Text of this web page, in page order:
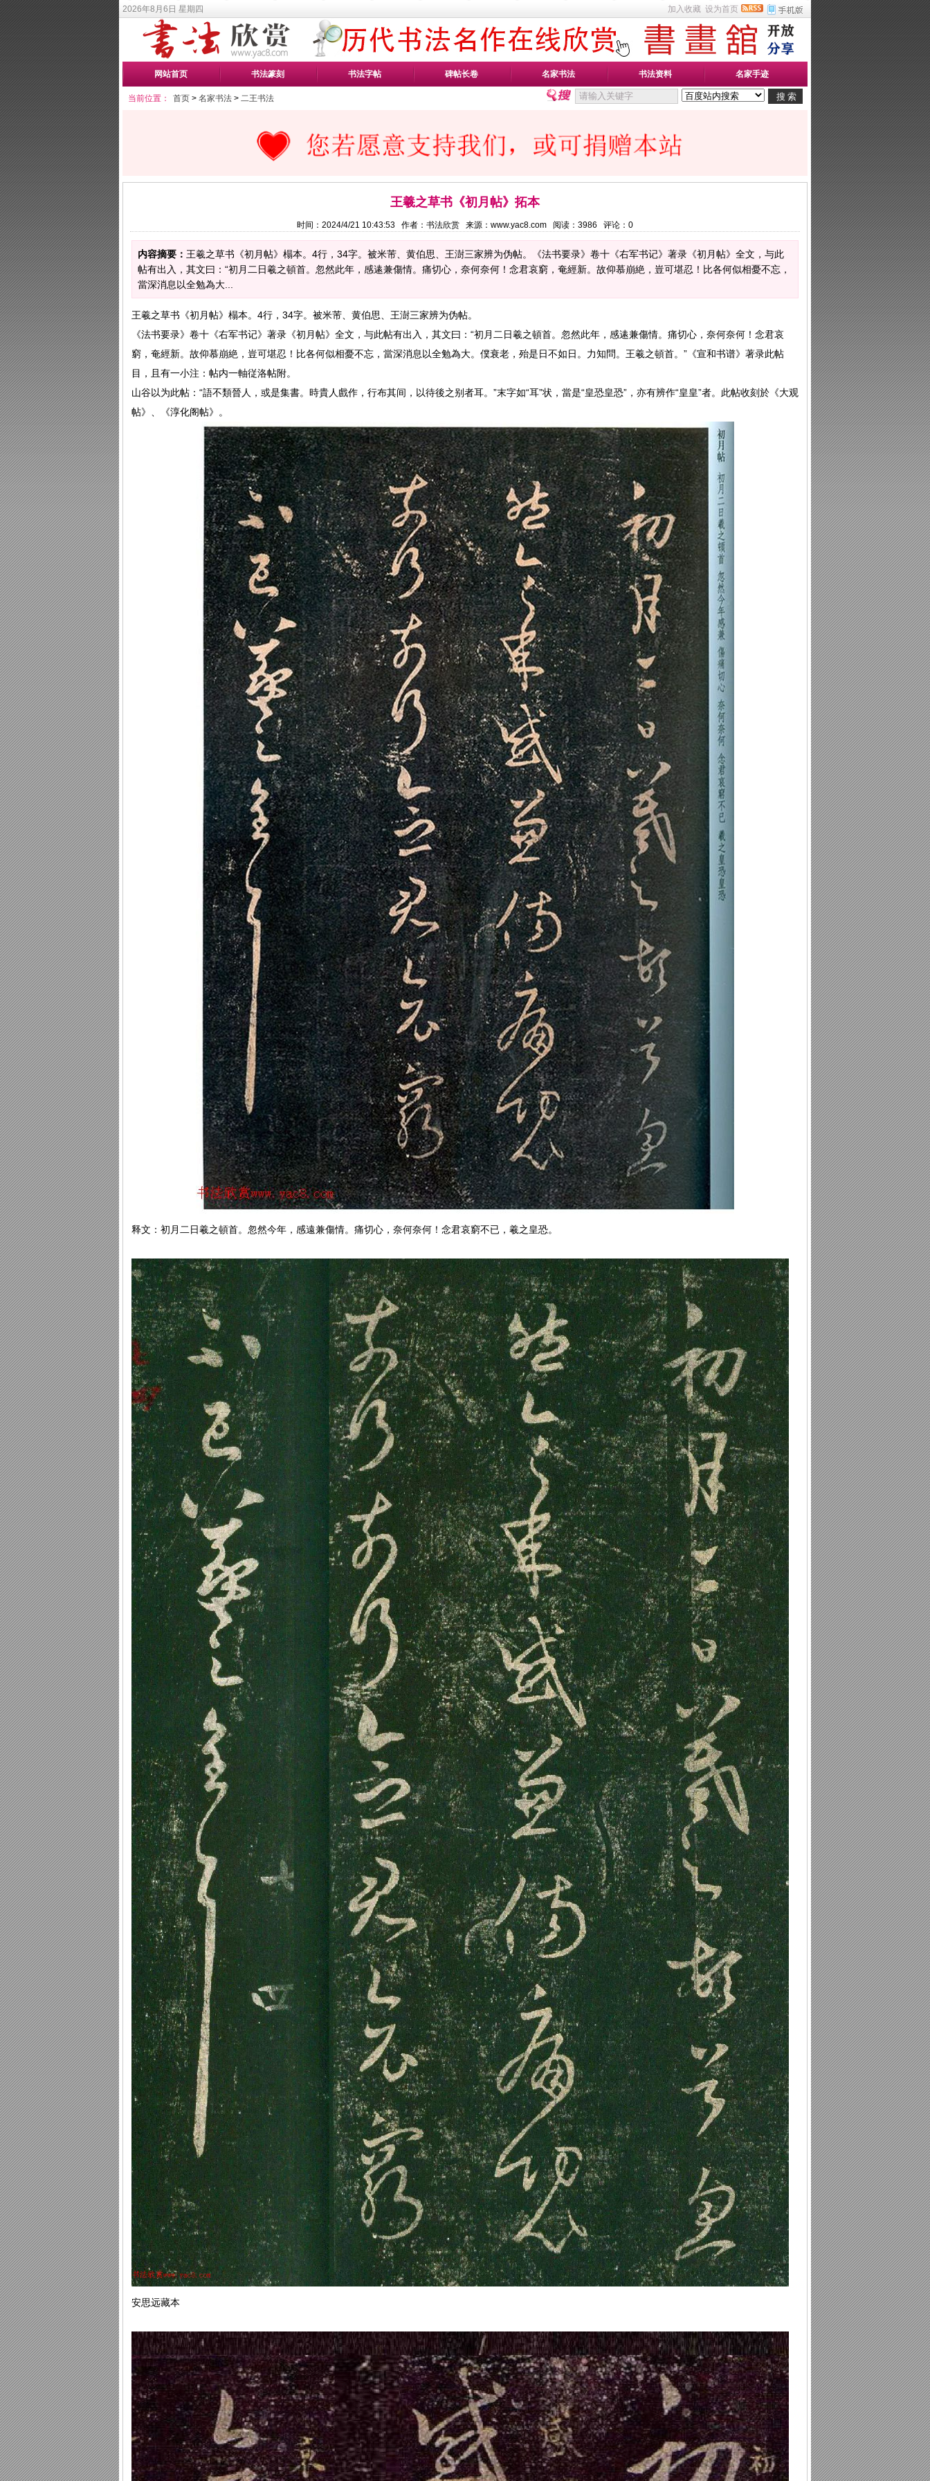
2026年8月6日 星期四 加入收藏 设为首页
网站首页 书法篆刻 书法字帖 碑帖长卷 名家书法 书法资料 名家手迹
当前位置： 首页 > 名家书法 > 二王书法
王羲之草书《初月帖》拓本
时间：2024/4/21 10:43:53 作者：书法欣赏 来源：www.yac8.com 阅读： 3986 评论： 0
内容摘要： 王羲之草书《初月帖》榻本。4行，34字。被米芾、黄伯思、王澍三家辨为伪帖。《法书要录》卷十《右军书记》著录《初月帖》全文，与此
帖有出入，其文曰：“初月二日羲之頓首。忽然此年，感逺兼傷情。痛切心，奈何奈何！念君哀窮，奄經新。故仰慕崩絶，豈可堪忍！比各何似相憂不忘，
當深消息以全勉為大...
王羲之草书《初月帖》榻本。4行，34字。被米芾、黄伯思、王澍三家辨为伪帖。
《法书要录》卷十《右军书记》著录《初月帖》全文，与此帖有出入，其文曰：“初月二日羲之頓首。忽然此年，感逺兼傷情。痛切心，奈何奈何！念君哀
窮，奄經新。故仰慕崩絶，豈可堪忍！比各何似相憂不忘，當深消息以全勉為大。僕衰老，殆是日不如日。力知問。王羲之頓首。”《宣和书谱》著录此帖
目，且有一小注：帖内一軸従洛帖附。
山谷以为此帖：“語不類晉人，或是集書。時貴人戲作，行布其间，以待後之别者耳。”末字如“耳”状，當是“皇恐皇恐”，亦有辨作“皇皇”者。此帖收刻於《大观
帖》、《淳化阁帖》。
释文：初月二日羲之頓首。忽然今年，感遠兼傷情。痛切心，奈何奈何！念君哀窮不已，羲之皇恐。
安思远藏本